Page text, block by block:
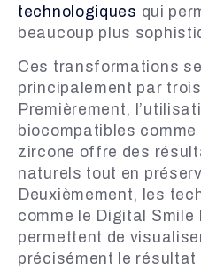
technologiques qui
beaucoup plus
Ces transformations
principalement par
Premièrement,
biocompatibles
zircone offre des
naturels tout en
Deuxièmement, les
comme le Digital Smile
permettent de
précisément le